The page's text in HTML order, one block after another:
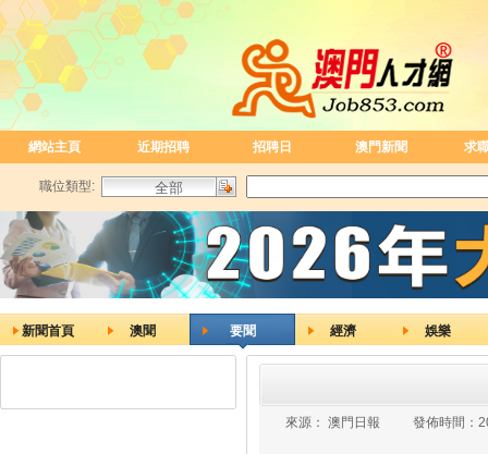
網站主頁 近期招聘 招聘日 澳門新聞 求
職位類型:
新聞首頁 澳聞 要聞 經濟 娛樂
來源： 澳門日報 發佈時間：